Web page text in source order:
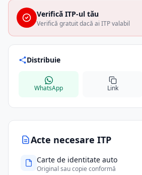
Acte necesare ITP
Carte de identitate auto
Original sau copie conformă
Verifică ITP-ul tău
Verifică gratuit dacă ai ITP valabil
Distribuie
WhatsApp Link